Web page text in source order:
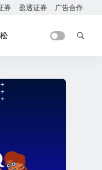
券 盈透证券 广告合作